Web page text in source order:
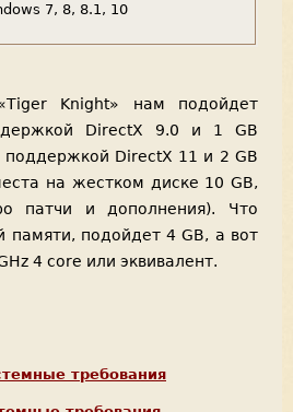
7, 8, 8.1, 10
Knight» нам подойдет
DirectX 9.0 и 1 GB
DirectX 11 и 2 GB
на жестком диске 10 GB,
патчи и дополнения). Что
памяти, подойдет 4 GB, а вот
4 core или эквивалент.
требования